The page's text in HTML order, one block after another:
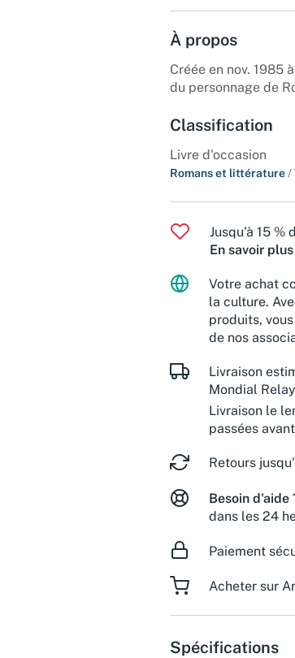
À propos
Créée en nov. 1985
du personnage de
Classification
Livre d'occasion
Romans et littérature /
Jusqu'à 15 %
En savoir plus
Votre achat
la culture.
produits,
de nos
Livraison
Mondial
Livraison le
passées
Retours
Besoin d'aide
dans les 24
Paiement
Acheter sur
Spécifications